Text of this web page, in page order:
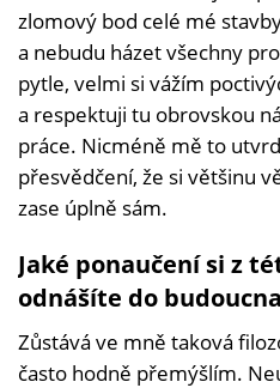
zlomový bod celé mé
a nebudu házet všechny
pytle, velmi si vážím
a respektuji tu obrovskou
práce. Nicméně mě to
přesvědčení, že si většinu
zase úplně sám.
Jaké ponaučení si z
odnášíte do
Zůstává ve mně taková
často hodně přemýšlím.